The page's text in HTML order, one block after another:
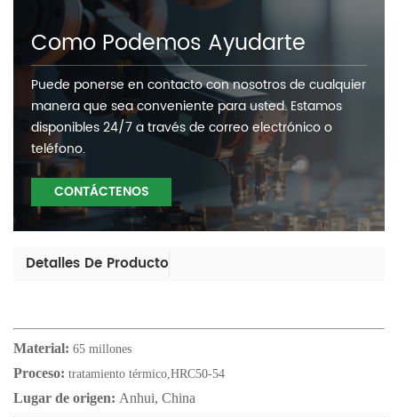
Como Podemos Ayudarte
Puede ponerse en contacto con nosotros de cualquier
manera que sea conveniente para usted. Estamos
disponibles 24/7 a través de correo electrónico o
teléfono.
CONTÁCTENOS
Detalles De Producto
Material: 65 millones
Proceso: tratamiento térmico,HRC50-54
Lugar de origen: Anhui, China